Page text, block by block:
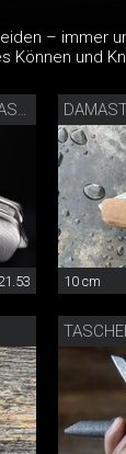
– immer
Können und
TASCHENMESSER VOLLDAMAST DIAMANT
10 cm